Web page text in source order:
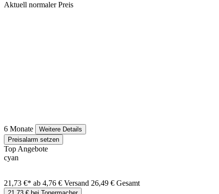
Aktuell normaler Preis
6 Monate
Weitere Details
Preisalarm setzen
Top Angebote
cyan
21,73 €* ab 4,76 € Versand 26,49 € Gesamt